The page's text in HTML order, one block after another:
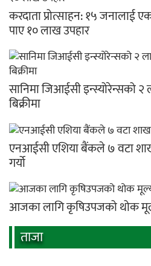
करदाता प्रोत्साहन: १५
पाए १० लाख उपहार
सानिमा जिआईसी इन्स्योरेन्सको २
बिक्रीमा
एनआईसी एशिया बैंकले ७ वटा
गर्यो
आजका लागि कृषिउपजको थोक
ताजा